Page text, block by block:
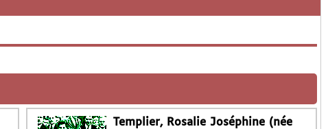
Templier, Rosalie Joséphine (née